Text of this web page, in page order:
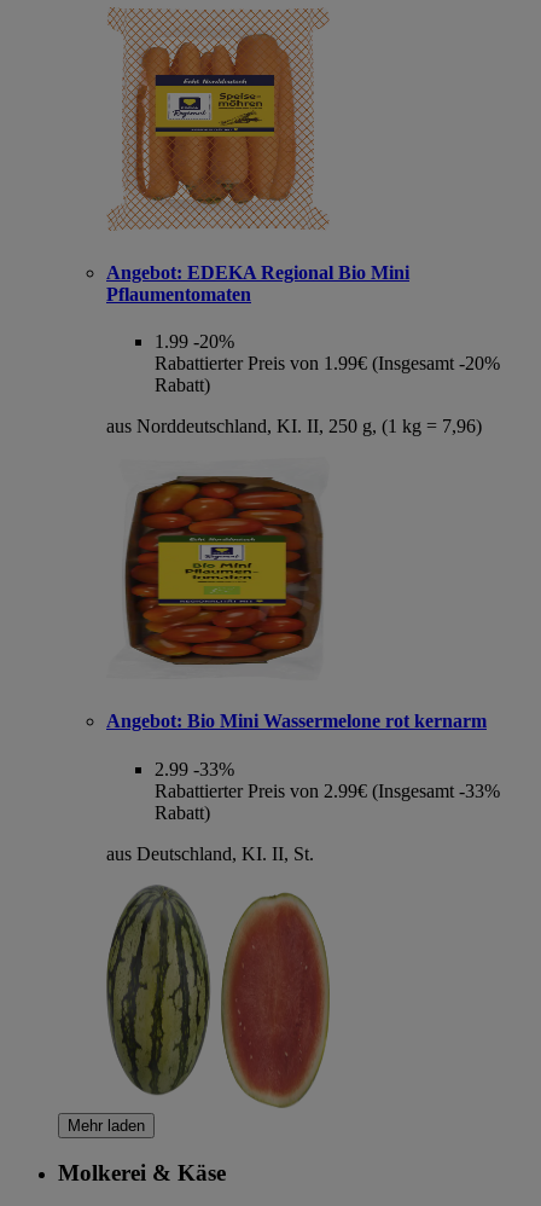
Angebot: EDEKA Regional Bio Mini
Pflaumentomaten
1.99 -20%
Rabattierter Preis von 1.99€ (Insgesamt -20%
Rabatt)
aus Norddeutschland, KI. II, 250 g, (1 kg = 7,96)
Angebot: Bio Mini Wassermelone rot kernarm
2.99 -33%
Rabattierter Preis von 2.99€ (Insgesamt -33%
Rabatt)
aus Deutschland, KI. II, St.
Mehr laden
Molkerei & Käse